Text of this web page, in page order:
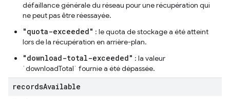
défaillance générale du réseau pour une récupération qui
ne peut pas être réessayée.
"quota-exceeded" : le quota de stockage a été atteint
lors de la récupération en arrière-plan.
"download-total-exceeded" : la valeur
`downloadTotal` fournie a été dépassée.
recordsAvailable